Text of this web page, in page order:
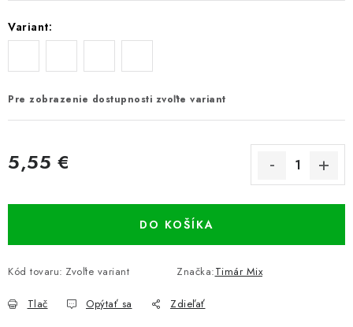
Variant:
Pre zobrazenie dostupnosti zvoľte variant
5,55 €
DO KOŠÍKA
Kód tovaru: Zvoľte variant Značka:Timár Mix
Tlač Opýtať sa Zdieľať